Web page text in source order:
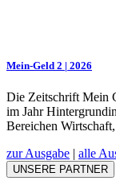
Mein-Geld 2 | 2026
Die Zeitschrift Mein
im Jahr
Bereichen
zur Ausgabe | alle
UNSERE PARTNER